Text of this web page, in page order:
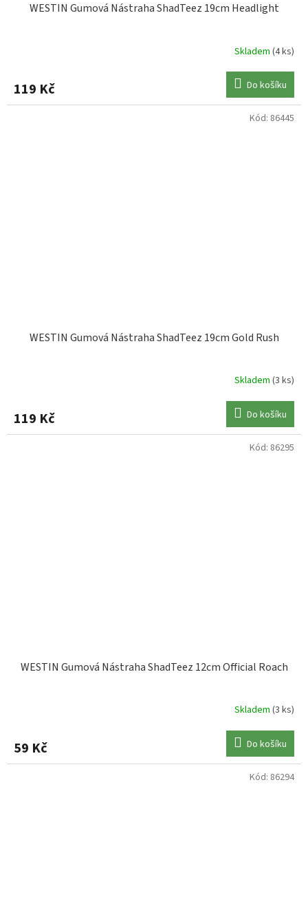
WESTIN Gumová Nástraha ShadTeez 19cm Headlight
Skladem (4 ks)
119 Kč Do košíku
WESTIN Gumová Nástraha ShadTeez 19cm Gold Rush
Skladem (3 ks)
119 Kč Do košíku
Kód: 86445
WESTIN Gumová Nástraha ShadTeez 12cm Official Roach
Skladem (3 ks)
59 Kč Do košíku
Kód: 86295
Kód: 86294